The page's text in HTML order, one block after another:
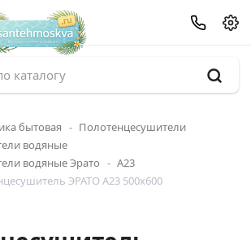
бытовая
Полотенцесушители
водяные
водяные Эрато
А23
ЭРАТО А23 500x600